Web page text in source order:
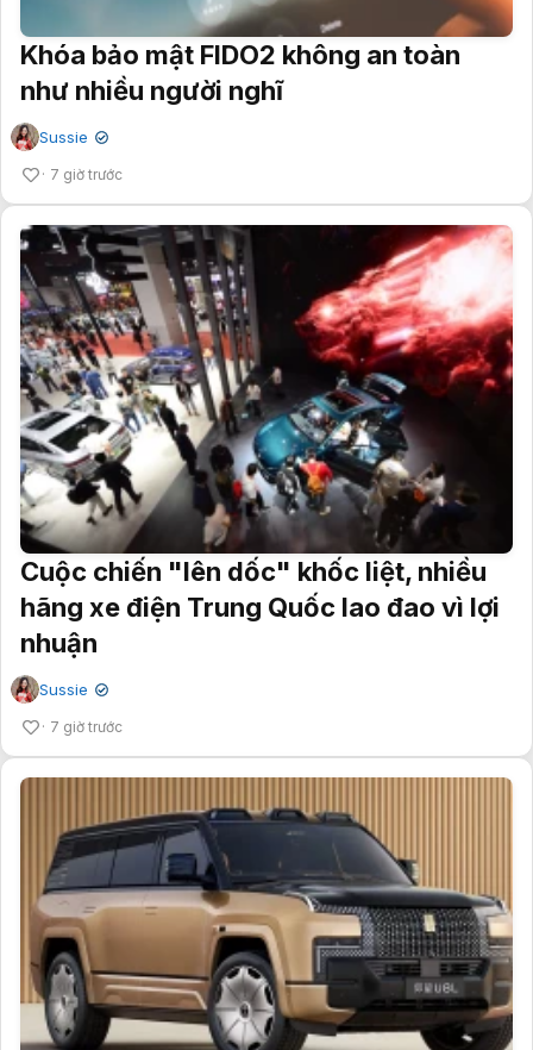
Khóa bảo mật FIDO2 không an toàn
như nhiều người nghĩ
Sussie ✔
7 giờ trước
Cuộc chiến "lên dốc" khốc liệt, nhiều
hãng xe điện Trung Quốc lao đao vì lợi
nhuận
Sussie ✔
7 giờ trước